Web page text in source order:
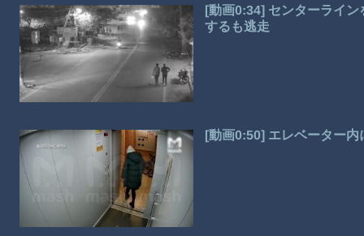
[動画0:34] センターライ
するも逃走
[動画0:50] エレベーター